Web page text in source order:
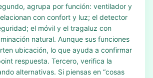
agrupa por función: ventilador y
con confort y luz; el detector
el móvil y el tragaluz con
natural. Aunque sus funciones
ubicación, lo que ayuda a confirmar
respuesta. Tercero, verifica la
alternativas. Si piensas en “cosas